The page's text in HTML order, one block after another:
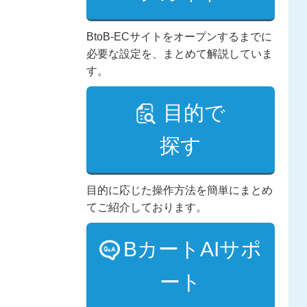
BtoB-ECサイトをオープンするまでに
必要な設定を、まとめて解説していま
す。
目的で
探す
目的に応じた操作方法を簡単にまとめ
てご紹介しております。
BカートAIサポ
ート